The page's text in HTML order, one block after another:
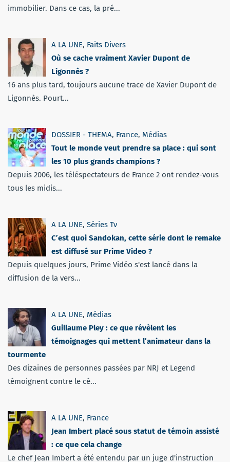
immobilier. Dans ce cas, la pré...
A LA UNE, Faits Divers
Où se cache vraiment Xavier Dupont de
Ligonnès ?
16 ans plus tard, toujours aucune trace de Xavier Dupont de
Ligonnès. Pourt...
DOSSIER - THEMA, France, Médias
Tout le monde veut prendre sa place : qui sont
les 10 plus grands champions ?
Depuis 2006, les téléspectateurs de France 2 ont rendez-vous
tous les midis...
A LA UNE, Séries Tv
C’est quoi Sandokan, cette série dont le remake
est diffusé sur Prime Video ?
Depuis quelques jours, Prime Vidéo s'est lancé dans la
diffusion de la vers...
A LA UNE, Médias
Guillaume Pley : ce que révèlent les
témoignages qui mettent l’animateur dans la
tourmente
Des dizaines de personnes passées par NRJ et Legend
témoignent contre le cé...
A LA UNE, France
Jean Imbert placé sous statut de témoin assisté
: ce que cela change
Le chef Jean Imbert a été entendu par un juge d'instruction